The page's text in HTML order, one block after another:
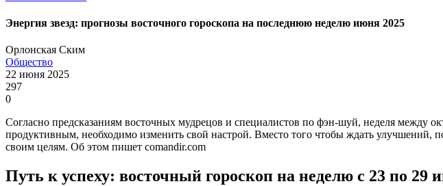
Энергия звезд: прогнозы восточного гороскопа на последнюю неделю июня 2025
Орлонская Ским
Общество
22 июня 2025
297
0
Согласно предсказаниям восточных мудрецов и специалистов по фэн-шуй, неделя между
продуктивным, необходимо изменить свой настрой. Вместо того чтобы ждать улучшений,
своим целям. Об этом пишет comandir.com
Путь к успеху: восточный гороскоп на неделю с 23 по 29